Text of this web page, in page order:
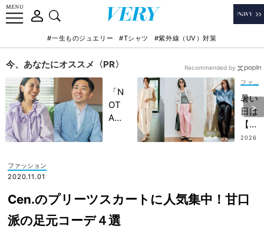
#一生ものジュエリー #Tシャツ #紫外線（UV）対策
今、あなたにオススメ〈PR〉
「N
OT
A
記憶
に一
生残
暑い
日は
【イ
ージ
ち
2026
Recommended by
ファッション
2020.11.01
Cen.のプリーツスカートに人気集中！甘口
派の足元コーデ４選